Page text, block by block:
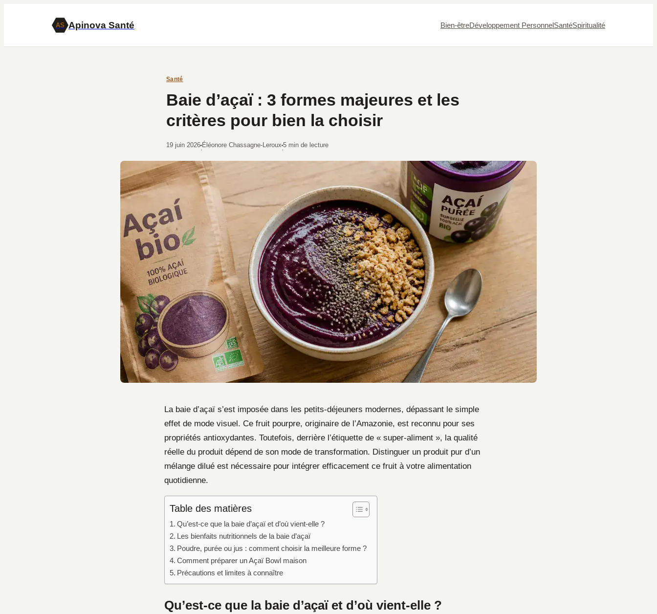
AS Apinova Santé Bien-êtreDéveloppement PersonnelSantéSpiritualité
Santé
Baie d’açaï : 3 formes majeures et les
critères pour bien la choisir
19 juin 2026
·
Éléonore Chassagne-Leroux
·
5 min de lecture
La baie d’açaï s’est imposée dans les petits-déjeuners modernes, dépassant le simple
effet de mode visuel. Ce fruit pourpre, originaire de l’Amazonie, est reconnu pour ses
propriétés antioxydantes. Toutefois, derrière l’étiquette de « super-aliment », la qualité
réelle du produit dépend de son mode de transformation. Distinguer un produit pur d’un
mélange dilué est nécessaire pour intégrer efficacement ce fruit à votre alimentation
quotidienne.
Table des matières
Qu’est-ce que la baie d’açaï et d’où vient-elle ?
Les bienfaits nutritionnels de la baie d’açaï
Poudre, purée ou jus : comment choisir la meilleure forme ?
Comment préparer un Açaï Bowl maison
Précautions et limites à connaître
Qu’est-ce que la baie d’açaï et d’où vient-elle ?